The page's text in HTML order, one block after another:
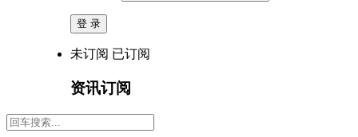
未订阅 已订阅
资讯订阅